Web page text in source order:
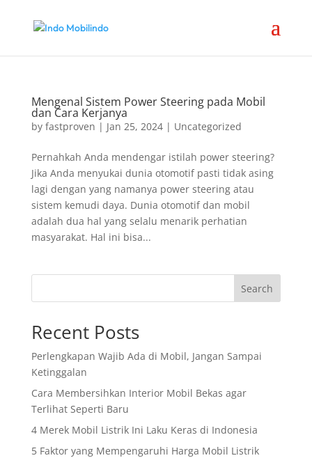
Mengenal Sistem Power Steering pada Mobil
dan Cara Kerjanya
by fastproven | Jan 25, 2024| Uncategorized
Pernahkah Anda mendengar istilah power steering?
Jika Anda menyukai dunia otomotif pasti tidak asing
lagi dengan yang namanya power steering atau
sistem kemudi daya. Dunia otomotif dan mobil
adalah dua hal yang selalu menarik perhatian
masyarakat. Hal ini bisa...
Search
Recent Posts
Perlengkapan Wajib Ada di Mobil, Jangan Sampai
Ketinggalan
Cara Membersihkan Interior Mobil Bekas agar
Terlihat Seperti Baru
4 Merek Mobil Listrik Ini Laku Keras di Indonesia
5 Faktor yang Mempengaruhi Harga Mobil Listrik